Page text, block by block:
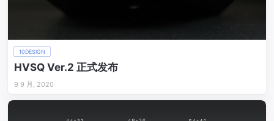
10DESIGN
HVSQ Ver.2 正式发布
9 9 月, 2020